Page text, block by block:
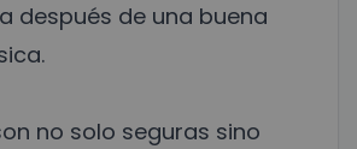
después de una buena
no solo seguras sino